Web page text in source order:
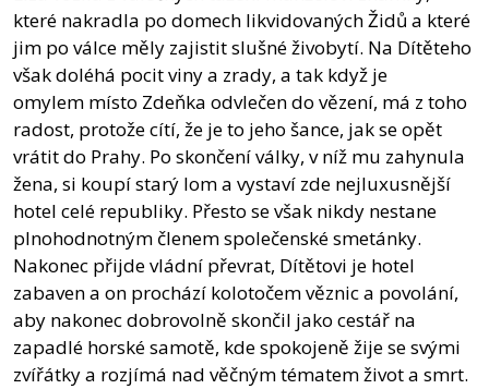
které nakradla po domech likvidovaných Židů a které
jim po válce měly zajistit slušné živobytí. Na Dítěteho
však doléhá pocit viny a zrady, a tak když je
omylem místo Zdeňka odvlečen do vězení, má z toho
radost, protože cítí, že je to jeho šance, jak se opět
vrátit do Prahy. Po skončení války, v níž mu zahynula
žena, si koupí starý lom a vystaví zde nejluxusnější
hotel celé republiky. Přesto se však nikdy nestane
plnohodnotným členem společenské smetánky.
Nakonec přijde vládní převrat, Dítětovi je hotel
zabaven a on prochází kolotočem věznic a povolání,
aby nakonec dobrovolně skončil jako cestář na
zapadlé horské samotě, kde spokojeně žije se svými
zvířátky a rozjímá nad věčným tématem život a smrt.